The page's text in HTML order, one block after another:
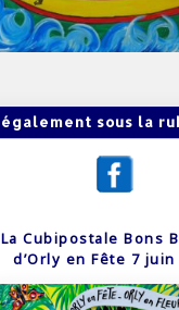
également sous la
La Cubipostale Bons
d’Orly en Fête 7 juin